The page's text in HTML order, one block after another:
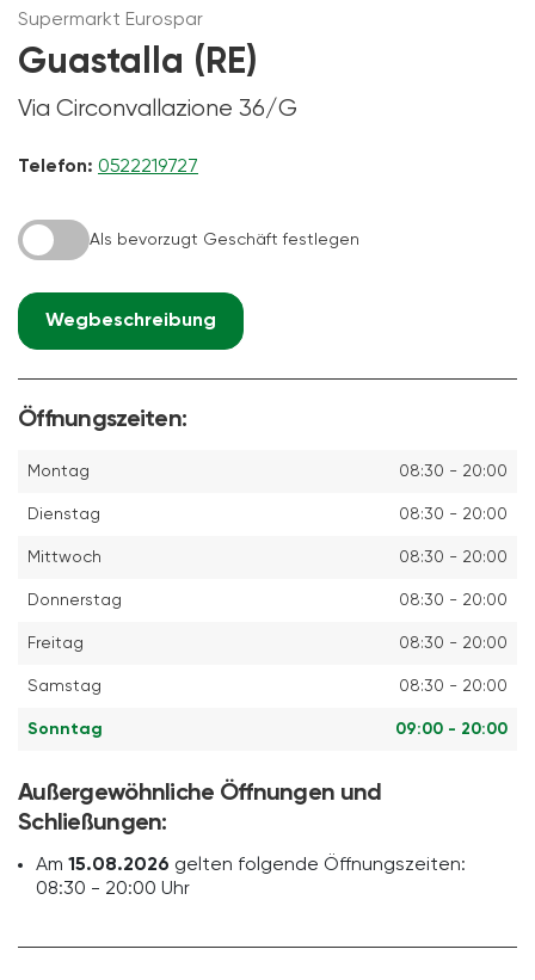
Supermarkt Eurospar
Guastalla (RE)
Via Circonvallazione 36/G
Telefon: 0522219727
Als bevorzugt Geschäft festlegen
Wegbeschreibung
Öffnungszeiten:
Montag 08:30 - 20:00
Dienstag 08:30 - 20:00
Mittwoch 08:30 - 20:00
Donnerstag 08:30 - 20:00
Freitag 08:30 - 20:00
Samstag 08:30 - 20:00
Sonntag 09:00 - 20:00
Außergewöhnliche Öffnungen und
Schließungen:
Am 15.08.2026 gelten folgende Öffnungszeiten:
08:30 - 20:00 Uhr